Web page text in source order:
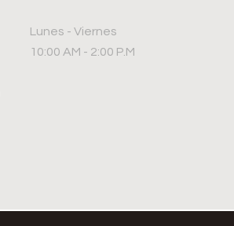
Lunes - Viernes
10:00 AM - 2:00 P.M